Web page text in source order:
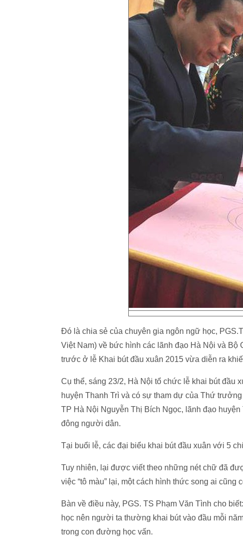
Đó là chia sẻ của chuyên gia ngôn ngữ học,
Việt Nam) về bức hình các lãnh đạo Hà Nội và
trước ở lễ Khai bút đầu xuân 2015 vừa diễn ra
Cụ thể, sáng 23/2, Hà Nội tổ chức lễ khai bút đầu
huyện Thanh Trì và có sự tham dự của Thứ
TP Hà Nội Nguyễn Thị Bích Ngọc, lãnh đạo
đông người dân.
Tại buổi lễ, các đại biểu khai bút đầu xuân với 5
Tuy nhiên, lại được viết theo những nét chữ đã
việc “tô màu” lại, một cách hình thức song ai cũng
Bàn về điều này, PGS. TS Phạm Văn Tình cho
học nên người ta thường khai bút vào đầu mỗi
trong con đường học vấn.